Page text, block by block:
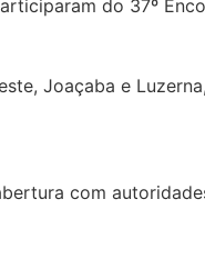
do 37º
Joaçaba e
com